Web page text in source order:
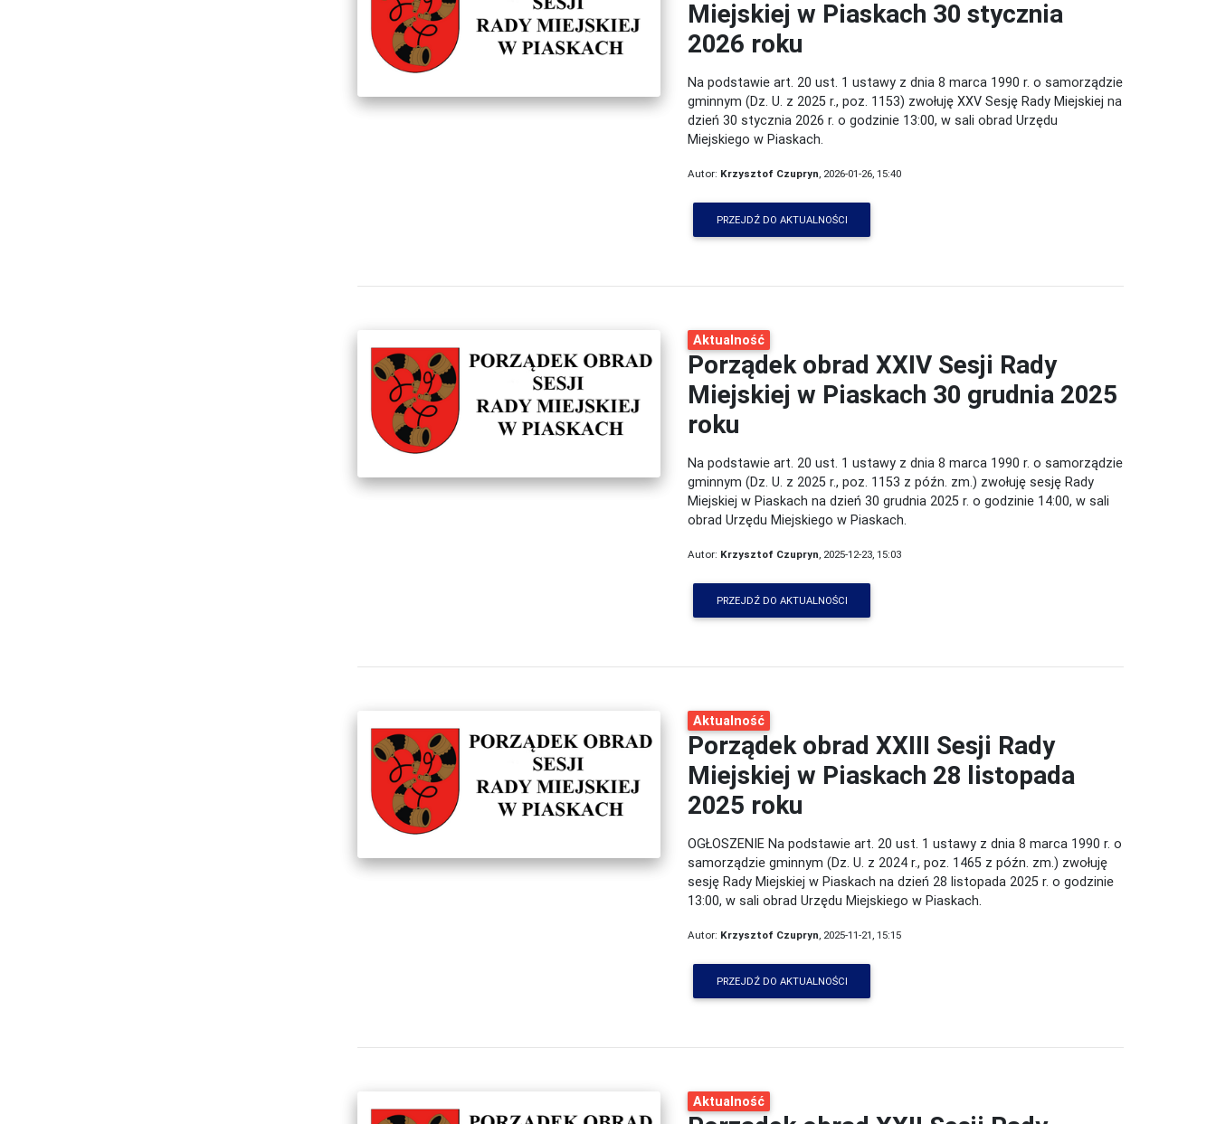
Miejskiej w Piaskach 30 stycznia
2026 roku
Na podstawie art. 20 ust. 1 ustawy z dnia 8 marca 1990 r. o samorządzie
gminnym (Dz. U. z 2025 r., poz. 1153) zwołuję XXV Sesję Rady Miejskiej na
dzień 30 stycznia 2026 r. o godzinie 13:00, w sali obrad Urzędu
Miejskiego w Piaskach.
Autor: Krzysztof Czupryn, 2026-01-26, 15:40
PRZEJDŹ DO AKTUALNOŚCI
Aktualność
Porządek obrad XXIV Sesji Rady
Miejskiej w Piaskach 30 grudnia 2025
roku
Na podstawie art. 20 ust. 1 ustawy z dnia 8 marca 1990 r. o samorządzie
gminnym (Dz. U. z 2025 r., poz. 1153 z późn. zm.) zwołuję sesję Rady
Miejskiej w Piaskach na dzień 30 grudnia 2025 r. o godzinie 14:00, w sali
obrad Urzędu Miejskiego w Piaskach.
Autor: Krzysztof Czupryn , 2025-12-23, 15:03
PRZEJDŹ DO AKTUALNOŚCI
Aktualność
Porządek obrad XXIII Sesji Rady
Miejskiej w Piaskach 28 listopada
2025 roku
OGŁOSZENIE Na podstawie art. 20 ust. 1 ustawy z dnia 8 marca 1990 r. o
samorządzie gminnym (Dz. U. z 2024 r., poz. 1465 z późn. zm.) zwołuję
sesję Rady Miejskiej w Piaskach na dzień 28 listopada 2025 r. o godzinie
13:00, w sali obrad Urzędu Miejskiego w Piaskach.
Autor: Krzysztof Czupryn , 2025-11-21, 15:15
PRZEJDŹ DO AKTUALNOŚCI
Aktualność